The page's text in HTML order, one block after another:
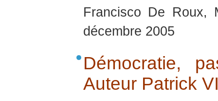
Francisco De Roux,
décembre 2005
Démocratie,
Auteur Patrick